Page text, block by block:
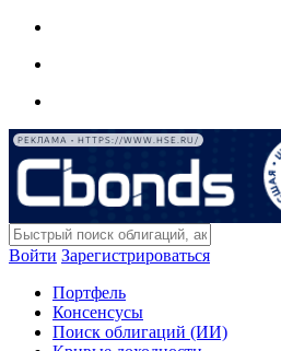
РЕКЛАМА • HTTPS://WWW.HSE.RU/
Войти Зарегистрироваться
Портфель
Консенсусы
Поиск облигаций (ИИ)